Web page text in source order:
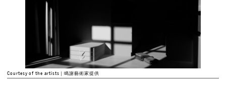
Courtesy of the artists｜鳴謝藝術家提供